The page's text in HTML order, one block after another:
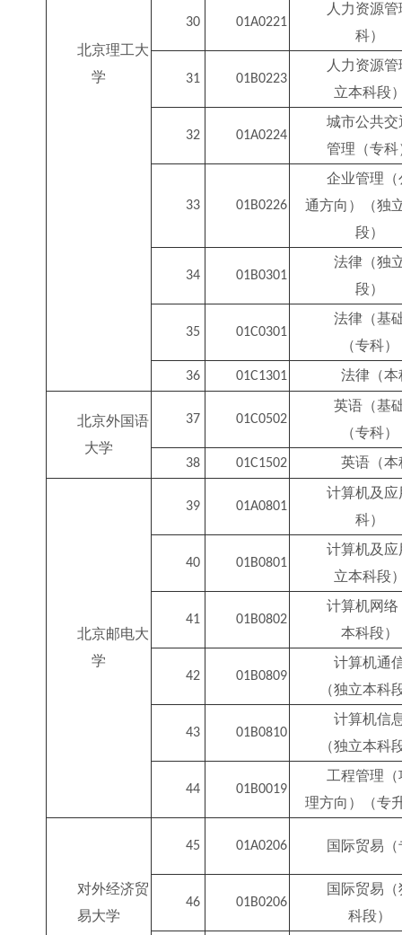
北京理工大
学
30 01A0221
人力资源
科）
31 01B0223
人力资源
立本科段
32 01A0224
城市公共交
管理（专科
33 01B0226
企业管理（
通方向）（独
段）
34 01B0301
法律（独
段）
35 01C0301
法律（基
（专科）
36 01C1301 法律（本
北京外国语
大学
37 01C0502
英语（基
（专科）
38 01C1502 英语（本
北京邮电大
学
39 01A0801
计算机及应
科）
40 01B0801
计算机及应
立本科段
41 01B0802
计算机网络
本科段）
42 01B0809
计算机通
（独立本科
43 01B0810
计算机信
（独立本科
44 01B0019
工程管理（
理方向）（专
对外经济贸
易大学
45 01A0206 国际贸易
46 01B0206
国际贸易
科段）